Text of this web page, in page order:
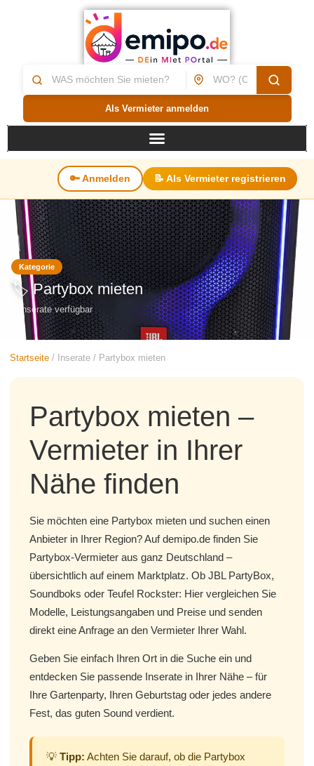
Als Vermieter anmelden
🔑 Anmelden 📝 Als Vermieter registrieren
Kategorie
🏷️ Partybox mieten
2 Inserate verfügbar
Startseite / Inserate / Partybox mieten
Partybox mieten –
Vermieter in Ihrer
Nähe finden
Sie möchten eine Partybox mieten und suchen einen
Anbieter in Ihrer Region? Auf demipo.de finden Sie
Partybox-Vermieter aus ganz Deutschland –
übersichtlich auf einem Marktplatz. Ob JBL PartyBox,
Soundboks oder Teufel Rockster: Hier vergleichen Sie
Modelle, Leistungsangaben und Preise und senden
direkt eine Anfrage an den Vermieter Ihrer Wahl.
Geben Sie einfach Ihren Ort in die Suche ein und
entdecken Sie passende Inserate in Ihrer Nähe – für
Ihre Gartenparty, Ihren Geburtstag oder jedes andere
Fest, das guten Sound verdient.
💡 Tipp: Achten Sie darauf, ob die Partybox